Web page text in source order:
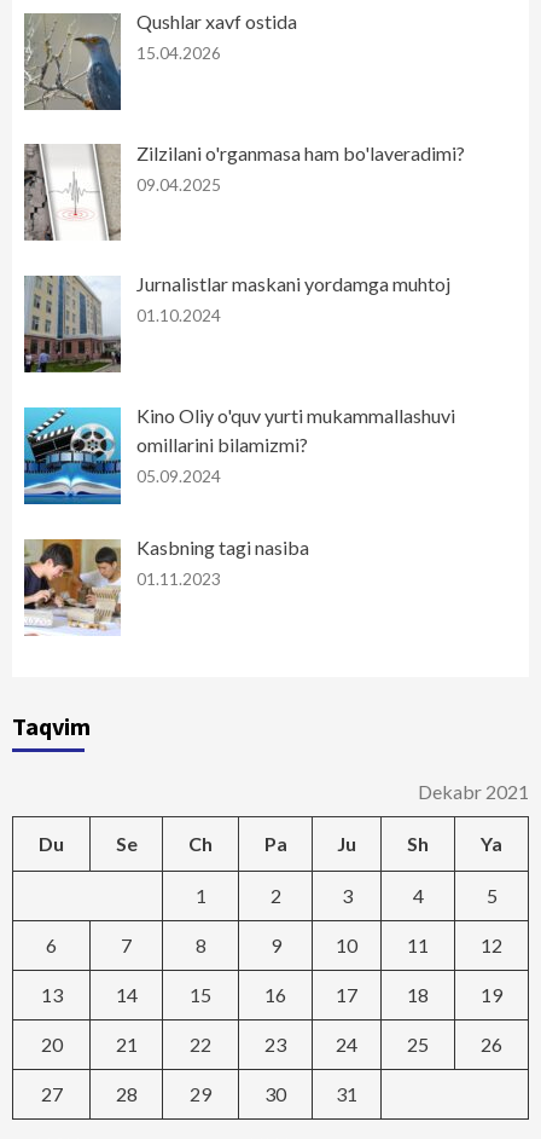
Qushlar xavf ostida
15.04.2026
Zilzilani o'rganmasa ham bo'laveradimi?
09.04.2025
Jurnalistlar maskani yordamga muhtoj
01.10.2024
Kino Oliy o'quv yurti mukammallashuvi
omillarini bilamizmi?
05.09.2024
Kasbning tagi nasiba
01.11.2023
Taqvim
Dekabr 2021
Du Se Ch Pa Ju Sh Ya
1 2 3 4 5
6 7 8 9 10 11 12
13 14 15 16 17 18 19
20 21 22 23 24 25 26
27 28 29 30 31